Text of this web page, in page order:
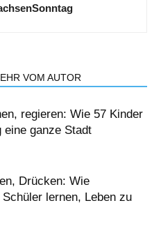
VOM AUTOR
regieren: Wie 57 Kinder
eine ganze Stadt
Drücken: Wie
lernen, Leben zu